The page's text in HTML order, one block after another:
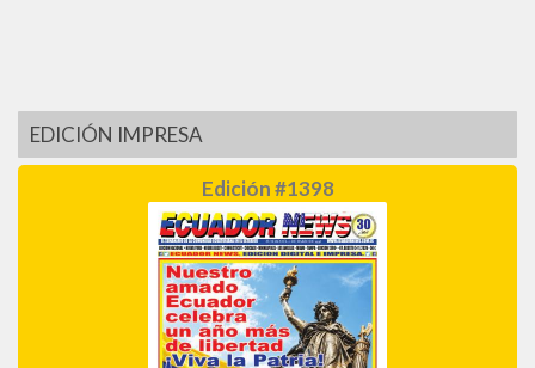
EDICIÓN IMPRESA
Edición #1398